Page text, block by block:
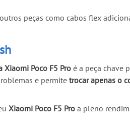
peças como cabos flex
Xiaomi Poco F5 Pro é a peça chave
e permitetrocar apenas o
Xiaomi Poco F5 Pro a pleno